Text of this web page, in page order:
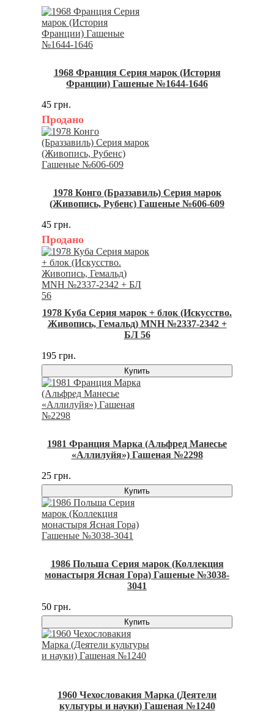
1968 Франция Серия марок (История
Франции) Гашеные №1644-1646
45 грн.
Продано
1978 Конго (Браззавиль) Серия марок
(Живопись, Рубенс) Гашеные №606-609
45 грн.
Продано
1978 Куба Серия марок + блок (Искусство.
Живопись, Гемальд) MNH №2337-2342 +
БЛ 56
195 грн.
Купить
1981 Франция Марка (Альфред Манесье
«Аллилуйя») Гашеная №2298
25 грн.
Купить
1986 Польша Серия марок (Коллекция
монастыря Ясная Гора) Гашеные №3038-
3041
50 грн.
Купить
1960 Чехословакия Марка (Деятели
культуры и науки) Гашеная №1240